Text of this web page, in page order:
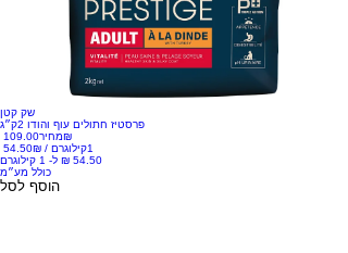
שק קטן
פרסטיז חתולים עוף והודו 2ק״ג
מחיר‏109.00 ‏₪
‏54.50 ‏₪ /
1קילוגרם
כולל מע״מ
הוסף לסל